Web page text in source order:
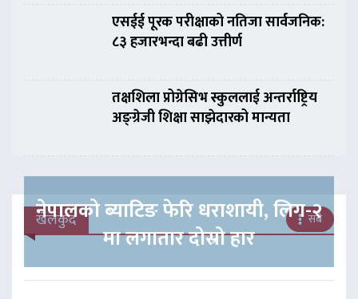
एसईई पूरक परीक्षाको नतिजा सार्वजनिक:
८३ हजारभन्दा बढी उत्तीर्ण
तक्षशिला प्रोग्रेसिभ स्कुललाई अन्तर्राष्ट्रिय
अङ्ग्रेजी शिक्षा साझेदारको मान्यता
खेलकुद सबै
नेपालको ब्याटिङ फेरि धराशायी, लिग-२
मा लगातार दोस्रो हार